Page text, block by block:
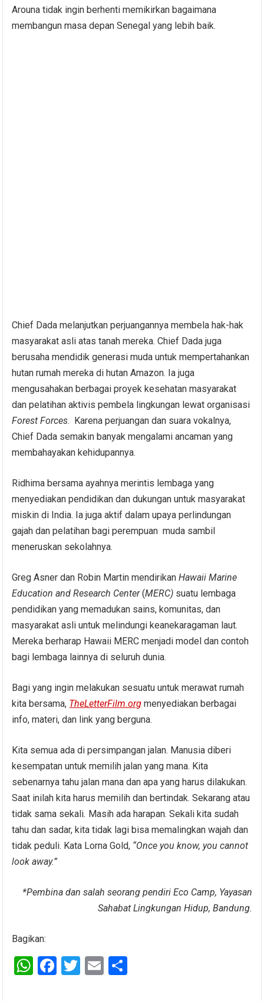
Arouna tidak ingin berhenti memikirkan bagaimana
membangun masa depan Senegal yang lebih baik.
Chief Dada melanjutkan perjuangannya membela hak-hak
masyarakat asli atas tanah mereka. Chief Dada juga
berusaha mendidik generasi muda untuk mempertahankan
hutan rumah mereka di hutan Amazon. Ia juga
mengusahakan berbagai proyek kesehatan masyarakat
dan pelatihan aktivis pembela lingkungan lewat organisasi
Forest Forces. Karena perjuangan dan suara vokalnya,
Chief Dada semakin banyak mengalami ancaman yang
membahayakan kehidupannya.
Ridhima bersama ayahnya merintis lembaga yang
menyediakan pendidikan dan dukungan untuk masyarakat
miskin di India. Ia juga aktif dalam upaya perlindungan
gajah dan pelatihan bagi perempuan muda sambil
meneruskan sekolahnya.
Greg Asner dan Robin Martin mendirikanHawaii Marine
Education and Research Center(MERC) suatu lembaga
pendidikan yang memadukan sains, komunitas, dan
masyarakat asli untuk melindungi keanekaragaman laut.
Mereka berharap Hawaii MERC menjadi model dan contoh
bagi lembaga lainnya di seluruh dunia.
Bagi yang ingin melakukan sesuatu untuk merawat rumah
kita bersama, TheLetterFilm.org menyediakan berbagai
info, materi, dan link yang berguna.
Kita semua ada di persimpangan jalan. Manusia diberi
kesempatan untuk memilih jalan yang mana. Kita
sebenarnya tahu jalan mana dan apa yang harus dilakukan.
Saat inilah kita harus memilih dan bertindak. Sekarang atau
tidak sama sekali. Masih ada harapan. Sekali kita sudah
tahu dan sadar, kita tidak lagi bisa memalingkan wajah dan
tidak peduli. Kata Lorna Gold, “Once you know, you cannot
look away.”
*Pembina dan salah seorang pendiri Eco Camp, Yayasan
Sahabat Lingkungan Hidup, Bandung.
Bagikan:
W F
T
E